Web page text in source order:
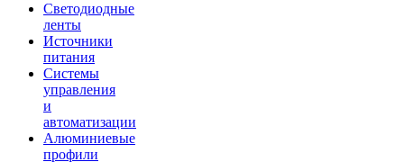
Светодиодные
ленты
Источники
питания
Системы
управления
и
автоматизации
Алюминиевые
профили